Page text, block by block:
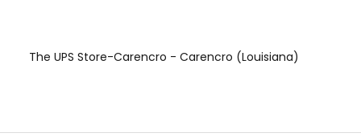
The UPS Store-Carencro - Carencro (Louisiana)